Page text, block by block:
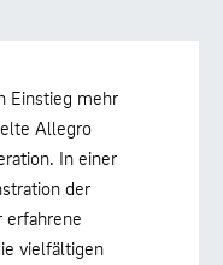
Einstieg mehr
Allegro
In einer
der
erfahrene
vielfältigen